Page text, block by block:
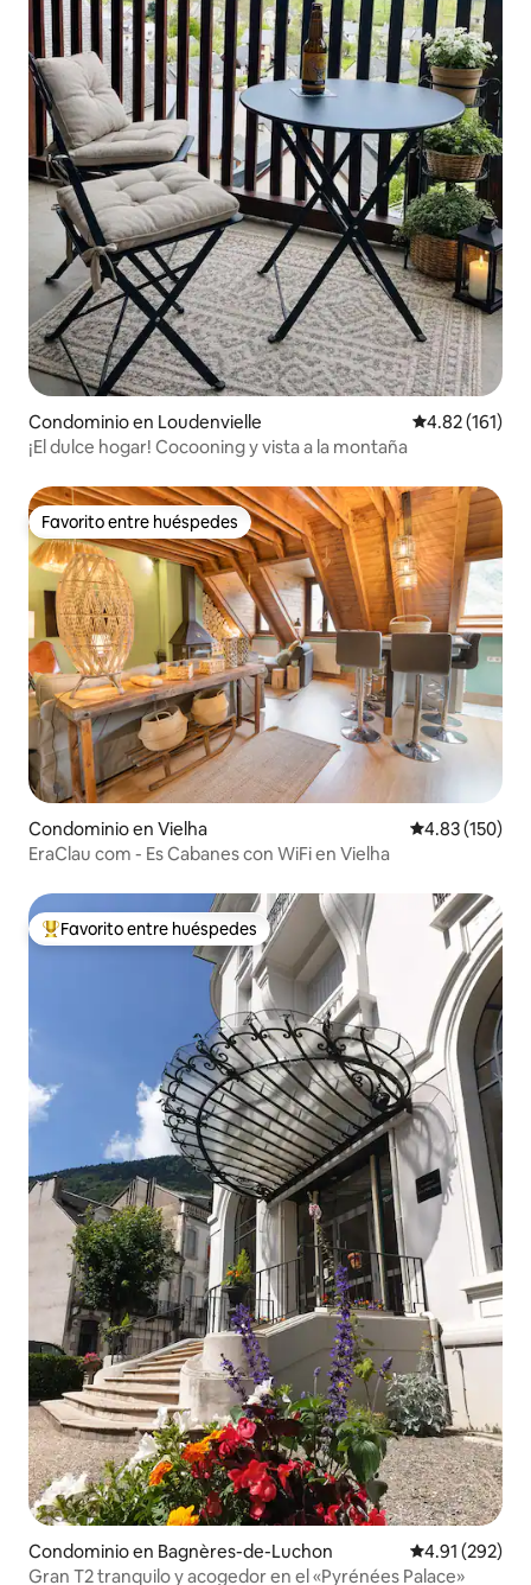
Condominio en Loudenvielle Calificación
4.82 (161)
¡El dulce hogar! Cocooning y vista a la montaña
Favorito entre huéspedes
Favorito entre huéspedes
Condominio en Vielha Calificación
4.83 (150)
EraClau com - Es Cabanes con WiFi en Vielha
De los mejores en Favorito entre huéspedes
Favorito entre huéspedes
Condominio en Bagnères-de-Luchon Calificación
4.91 (292)
Gran T2 tranquilo y acogedor en el «Pyrénées Palace»